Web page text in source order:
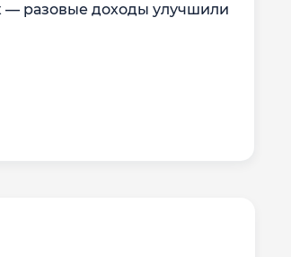
— разовые доходы улучшили